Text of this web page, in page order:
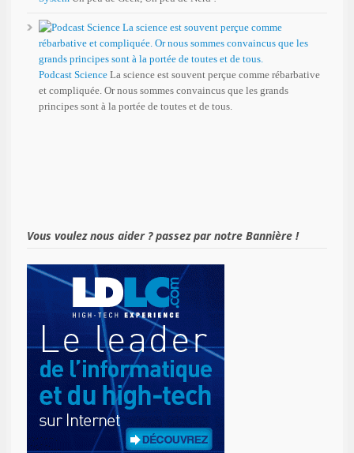
Podcast Science La science est souvent perçue comme rébarbative
et compliquée. Or nous sommes convaincus que les grands
principes sont à la portée de toutes et de tous.
Vous voulez nous aider ? passez par notre Bannière !